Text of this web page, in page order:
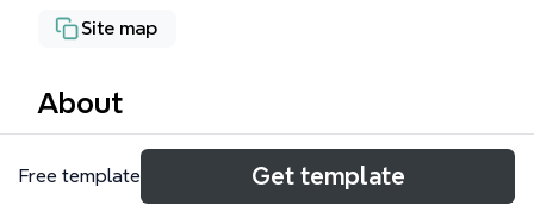
Site map
About
雲商機 mind map 模板是一个包含 95 个节点的全面业
务架构图，专为云端商业模式的数字化转型而设计。该
Free template Get template